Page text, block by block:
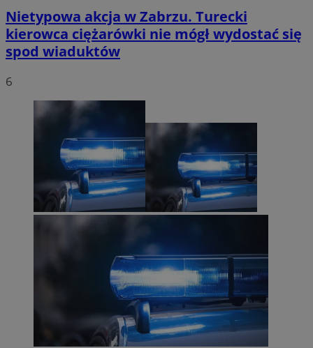
Nietypowa akcja w Zabrzu. Turecki
kierowca ciężarówki nie mógł wydostać się
spod wiaduktów
6